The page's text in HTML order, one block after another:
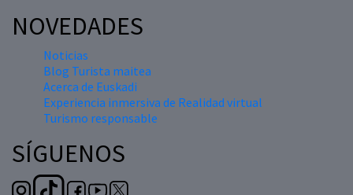
NOVEDADES
Noticias
Blog Turista maitea
Acerca de Euskadi
Experiencia inmersiva de Realidad virtual
Turismo responsable
SÍGUENOS